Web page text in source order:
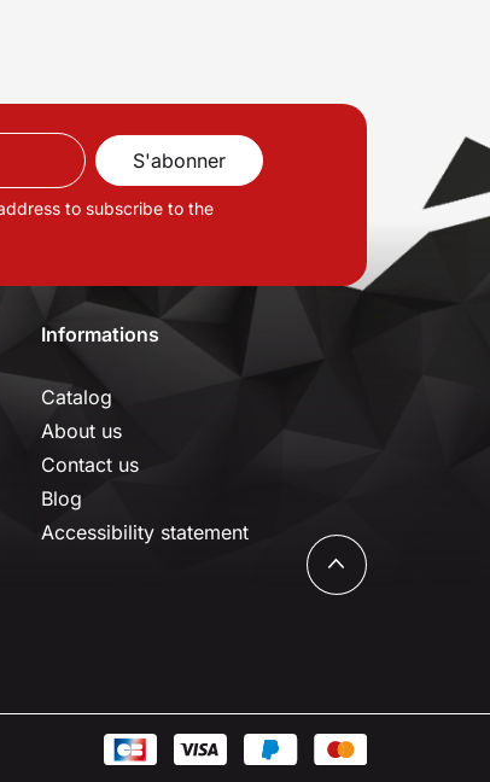
to subscribe to the
Informations
Catalog
About us
Contact us
Blog
Accessibility statement